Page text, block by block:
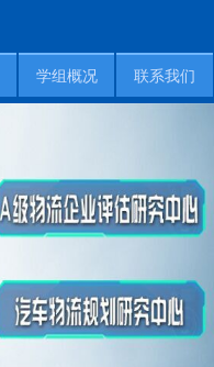
学组概况 联系我们